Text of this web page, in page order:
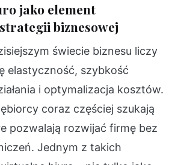
jako element
biznesowej
świecie biznesu liczy
elastyczność, szybkość
i optymalizacja kosztów.
coraz częściej szukają
pozwalają rozwijać firmę bez
Jednym z takich